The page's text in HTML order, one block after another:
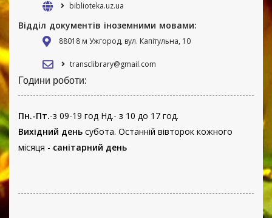
biblioteka.uz.ua
Відділ документів іноземними мовами:
88018 м Ужгород, вул. Капітульна, 10
transclibrary@gmail.com
Години роботи:
Пн.-Пт.-з 09-19 год Нд.- з 10 до 17 год.
Вихідний день субота. Останній вівторок кожного
місяця - санітарний день